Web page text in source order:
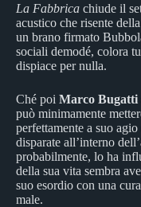
La Fabbrica chiude il
acustico che risente
un brano firmato
sociali demodé, colora
dispiace per nulla.
Ché poi Marco Bugatti
può minimamente
perfettamente a suo
disparate all’interno
probabilmente, lo ha
della sua vita sembra
suo esordio con una
male.